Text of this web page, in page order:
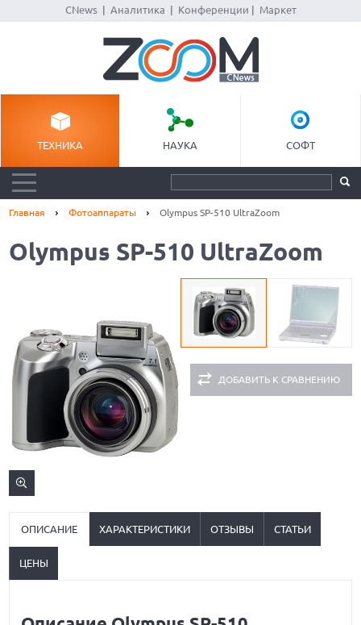
CNews| Аналитика Конференции Маркет
ТЕХНИКА НАУКА СОФТ
Главная Фотоаппараты Olympus SP-510 UltraZoom
Olympus SP-510 UltraZoom
ДОБАВИТЬ К СРАВНЕНИЮ
ОПИСАНИЕ ХАРАКТЕРИСТИКИ ОТЗЫВЫ СТАТЬИ
ЦЕНЫ